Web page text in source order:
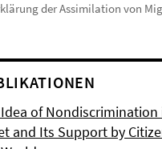
der Assimilation von
of Nondiscrimination
and Its Support by